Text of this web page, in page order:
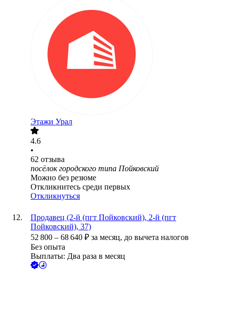
Этажи Урал
4.6
•
62 отзыва
посёлок городского типа Пойковский
Можно без резюме
Откликнитесь среди первых
Откликнуться
Продавец (2-й (пгт Пойковский), 2-й (пгт
Пойковский), 37)
52 800 – 68 640 ₽ за месяц, до вычета налогов
Без опыта
Выплаты: Два раза в месяц